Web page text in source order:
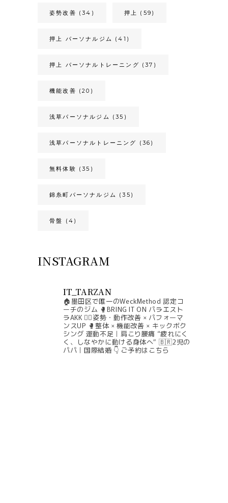
姿勢改善 (34) 押上 (59)
押上 パーソナルジム (41)
押上 パーソナルトレーニング (37)
機能改善 (20)
浅草パーソナルジム (35)
浅草パーソナルトレーニング (36)
無料体験 (35)
錦糸町パーソナルジム (35)
骨盤 (4)
INSTAGRAM
IT_TARZAN
🏠墨田区で唯一のWeckMethod 認定コ
ーチのジム 🥊BRING IT ON パラエスト
ラAKK 🧘‍♀️姿勢・動作改善 × パフォーマ
ンスUP 🥊整体 × 機能改善 × キックボク
シング 運動不足｜肩こり腰痛 “疲れにく
く、しなやかに動ける身体へ” 🇧🇷2児の
パパ｜国際結婚 👇 ご予約はこちら